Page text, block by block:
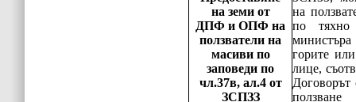
на земи от
ДПФ и ОПФ на
ползватели на
масиви по
заповеди по
чл.37в, ал.4 от
ЗСПЗЗ
на
по тяхно
министъра
горите
лице,
Договорът